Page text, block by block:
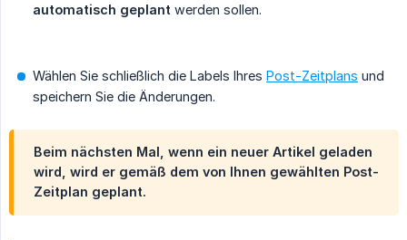
automatisch geplant werden sollen.
Wählen Sie schließlich die Labels Ihres Post-Zeitplans und
speichern Sie die Änderungen.
Beim nächsten Mal, wenn ein neuer Artikel geladen
wird, wird er gemäß dem von Ihnen gewählten Post-
Zeitplan geplant.